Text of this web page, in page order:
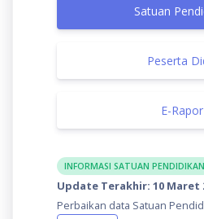
Satuan
Peserta
E-Rapor
INFORMASI SATUAN PENDIDIKAN
Update Terakhir: 10 Maret
Perbaikan data Satuan